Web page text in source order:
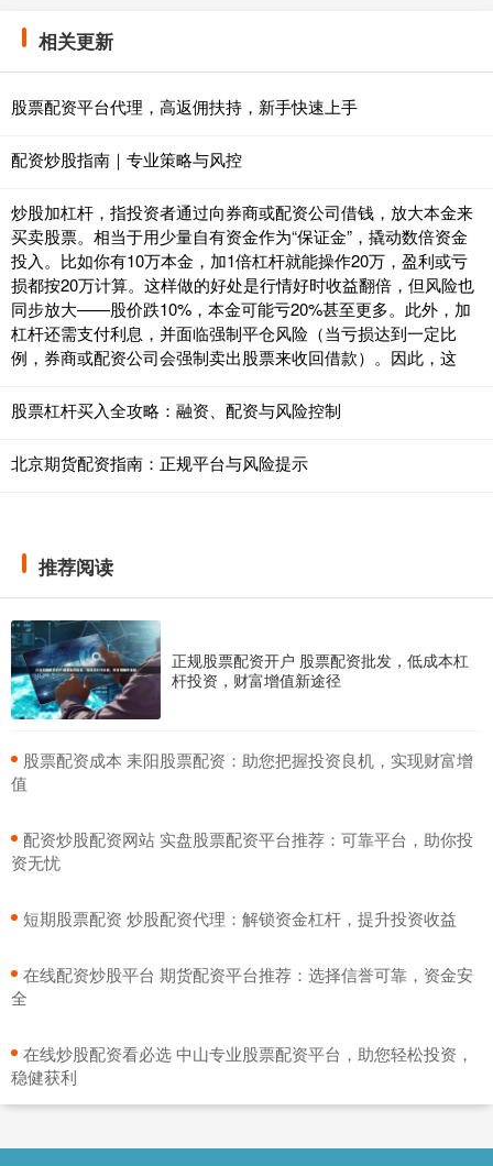
相关更新
股票配资平台代理，高返佣扶持，新手快速上手
配资炒股指南｜专业策略与风控
炒股加杠杆，指投资者通过向券商或配资公司借钱，放大本金来
买卖股票。相当于用少量自有资金作为“保证金”，撬动数倍资金
投入。比如你有10万本金，加1倍杠杆就能操作20万，盈利或亏
损都按20万计算。这样做的好处是行情好时收益翻倍，但风险也
同步放大——股价跌10%，本金可能亏20%甚至更多。此外，加
杠杆还需支付利息，并面临强制平仓风险（当亏损达到一定比
例，券商或配资公司会强制卖出股票来收回借款）。因此，这
股票杠杆买入全攻略：融资、配资与风险控制
北京期货配资指南：正规平台与风险提示
推荐阅读
正规股票配资开户 股票配资批发，低成本杠
杆投资，财富增值新途径
​股票配资成本 耒阳股票配资：助您把握投资良机，实现财富增
值
​配资炒股配资网站 实盘股票配资平台推荐：可靠平台，助你投
资无忧
​短期股票配资 炒股配资代理：解锁资金杠杆，提升投资收益
​在线配资炒股平台 期货配资平台推荐：选择信誉可靠，资金安
全
​在线炒股配资看必选 中山专业股票配资平台，助您轻松投资，
稳健获利